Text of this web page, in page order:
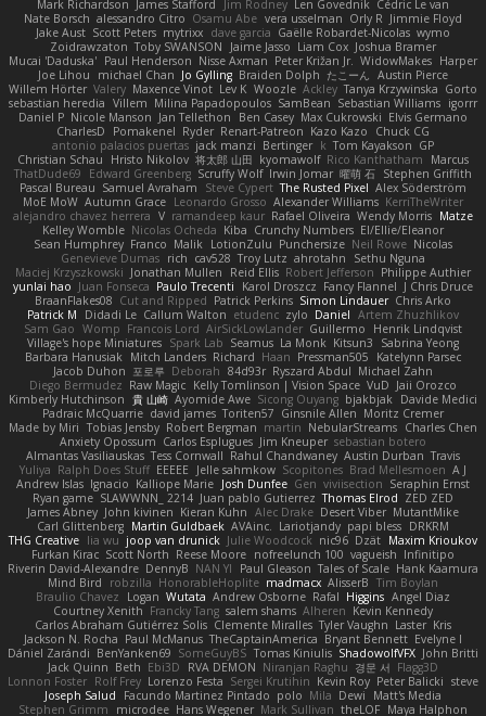
Mark Richardson James Stafford Jim Rodney Len Govednik Cédric Le van
Nate Borsch alessandro Citro Osamu Abe vera usselman Orly R Jimmie Floyd
Jake Aust Scott Peters mytrixx dave garcia Gaëlle Robardet-Nicolas wymo
Zoidrawzaton Toby SWANSON Jaime Jasso Liam Cox Joshua Bramer
Mucai 'Daduska' Paul Henderson Nisse Axman Peter Križan Jr. WidowMakes Harper
Joe Lihou
michael Chan Jo Gylling Braiden Dolph たこーん Austin Pierce
Willem Hörter Valery Maxence Vinot Lev K Woozle Ackley Tanya Krzywinska Gorto
sebastian heredia Villem Milina Papadopoulos SamBean Sebastian Williams igorrr
Daniel P Nicole Manson Jan Tellethon Ben Casey Max Cukrowski Elvis Germano
CharlesD
Pomakenel Ryder Renart-Patreon Kazo Kazo
Chuck CG
antonio palacios puertas jack manzi Bertinger k Tom Kayakson GP
Christian Schau
Hristo Nikolov 将太郎 山田 kyomawolf Rico Kanthatham
Marcus
ThatDude69
Edward Greenberg Scruffy Wolf Irwin Jomar 曜萌 石 Stephen Griffith
Pascal Bureau Samuel Avraham Steve Cypert The Rusted Pixel Alex Söderström
MoE MoW Autumn Grace Leonardo Grosso Alexander Williams KerriTheWriter
alejandro chavez herrera V ramandeep kaur Rafael Oliveira Wendy Morris Matze
Kelley Womble Nicolas Ocheda Kiba Crunchy Numbers El/Ellie/Eleanor
Sean Humphrey Franco Malik LotionZulu Punchersize Neil Rowe Nicolas
Genevieve Dumas rich cav528 Troy Lutz ahrotahn
Sethu Nguna
Maciej Krzyszkowski Jonathan Mullen Reid Ellis Robert Jefferson Philippe Authier
yunlai hao Juan Fonseca Paulo Trecenti Karol Droszcz Fancy Flannel J Chris Druce
BraanFlakes08 Cut and Ripped Patrick Perkins Simon Lindauer Chris Arko
Patrick M
Didadi Le Callum Walton etudenc zylo Daniel Artem Zhuzhlikov
Sam Gao Womp Francois Lord AirSickLowLander Guillermo
Henrik Lindqvist
Village's hope Miniatures Spark Lab Seamus La Monk Kitsun3
Sabrina Yeong
Barbara Hanusiak Mitch Landers Richard Haan Pressman505
Katelynn Parsec
Jacob Duhon 포로루 Deborah 84d93r Ryszard Abdul Michael Zahn
Diego Bermudez Raw Magic Kelly Tomlinson | Vision Space VuD Jaii Orozco
Kimberly Hutchinson 貴 山崎 Ayomide Awe Sicong Ouyang bjakbjak Davide Medici
Padraic McQuarrie david james Toriten57 Ginsnile Allen Moritz Cremer
Made by Miri Tobias Jensby Robert Bergman martin NebularStreams Charles Chen
Anxiety Opossum Carlos Esplugues Jim Kneuper sebastian botero
Almantas Vasiliauskas Tess Cornwall Rahul Chandwaney Austin Durban Travis
Yuliya Ralph Does Stuff EEEEE Jelle sahmkow Scopitones Brad Mellesmoen A J
Andrew Islas Ignacio Kalliope Marie Josh Dunfee Gen viviisection Seraphin Ernst
Ryan game SLAWWNN_ 2214 Juan pablo Gutierrez Thomas Elrod ZED ZED
James Abney John kivinen Kieran Kuhn Alec Drake Desert Viber MutantMike
Carl Glittenberg Martin Guldbaek AVAinc. Lariotjandy papi bless DRKRM
THG Creative lia wu joop van drunick Julie Woodcock nic96 Dzät Maxim Krioukov
Furkan Kirac Scott North Reese Moore nofreelunch 100 vagueish Infinitipo
Riverin David-Alexandre DennyB NAN YI Paul Gleason Tales of Scale Hank Kaamura
Mind Bird
robzilla HonorableHoplite madmacx AlisserB Tim Boylan
Braulio Chavez
Logan Wutata Andrew Osborne Rafal Higgins Angel Diaz
Courtney Xenith Francky Tang salem shams Alheren Kevin Kennedy
Carlos Abraham Gutiérrez Solis Clemente Miralles Tyler Vaughn Laster Kris
Jackson N. Rocha Paul McManus TheCaptainAmerica Bryant Bennett Evelyne I
Dániel Zarándi BenYanken69 SomeGuyBS Tomas Kiniulis ShadowolfVFX John Britti
Jack Quinn Beth Ebi3D RVA DEMON Niranjan Raghu 경문 서 Flagg3D
Lonnon Foster Rolf Frey Lorenzo Festa Sergei Krutihin Kevin Roy Peter Balicki steve
Joseph Salud
Facundo Martinez Pintado polo Mila Dewi
Matt's Media
Stephen Grimm
microdee Hans Wegener Mark Sullivan theLOF Maya Halphon